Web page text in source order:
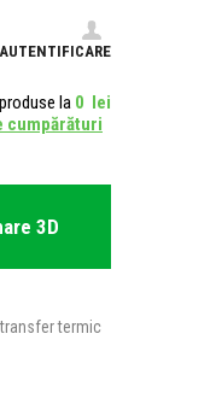
AUTENTIFICARE
produse la 0 lei
cumpărături
3D
termic